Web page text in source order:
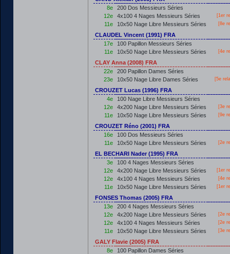
8e
200 Dos Messieurs Séries
12e
4x100 4 Nages Messieurs Séries [1er
11e 10x50 Nage Libre Messieurs Séries [8e
CLAUDEL Vincent (1991) FRA
17e
100 Papillon Messieurs Séries
11e
10x50 Nage Libre Messieurs Séries [4e
CLAY Anna (2008) FRA
22e
200 Papillon Dames Séries
23e
10x50 Nage Libre Dames Séries [5e
CROUZET Lucas (1996) FRA
4e
100 Nage Libre Messieurs Séries
12e
4x200 Nage Libre Messieurs Séries [3e
11e 10x50 Nage Libre Messieurs Séries [9e
CROUZET Réno (2001) FRA
16e
100 Dos Messieurs Séries
11e
10x50 Nage Libre Messieurs Séries [2e
EL BECHARI Nader (1995) FRA
3e
100 4 Nages Messieurs Séries
12e
4x200 Nage Libre Messieurs Séries [1er
12e 4x100 4 Nages Messieurs Séries [4e
11e 10x50 Nage Libre Messieurs Séries [1er
FONSES Thomas (2005) FRA
13e
200 4 Nages Messieurs Séries
12e
4x200 Nage Libre Messieurs Séries [2e
12e 4x100 4 Nages Messieurs Séries [2e
11e 10x50 Nage Libre Messieurs Séries [3e
GALY Flavie (2005) FRA
8e
100 Papillon Dames Séries